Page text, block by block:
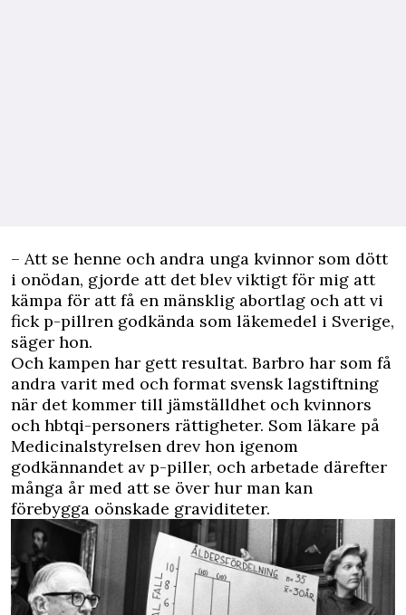
– Att se henne och andra unga kvinnor som dött
i onödan, gjorde att det blev viktigt för mig att
kämpa för att få en mänsklig abortlag och att vi
fick p-pillren godkända som läkemedel i Sverige,
säger hon.
Och kampen har gett resultat. Barbro har som få
andra varit med och format svensk lagstiftning
när det kommer till jämställdhet och kvinnors
och hbtqi-personers rättigheter. Som läkare på
Medicinalstyrelsen drev hon igenom
godkännandet av p-piller, och arbetade därefter
många år med att se över hur man kan
förebygga oönskade graviditeter.